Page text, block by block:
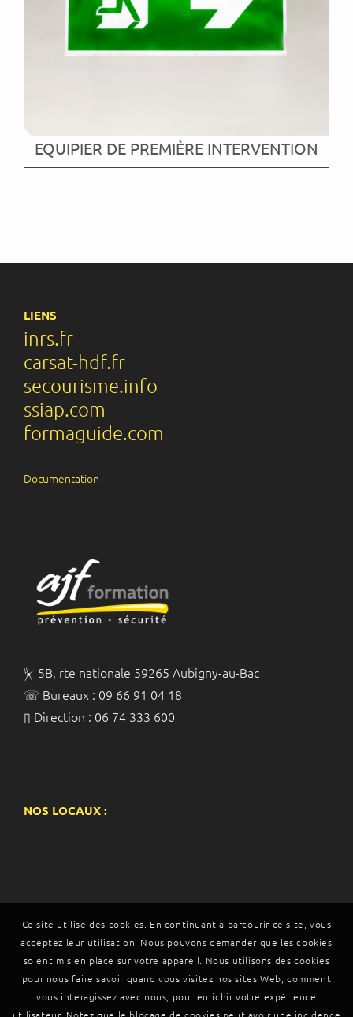
EQUIPIER DE PREMIÈRE INTERVENTION
LIENS
inrs.fr
carsat-hdf.fr
secourisme.info
ssiap.com
formaguide.com
Documentation
⏧ 5B, rte nationale 59265 Aubigny-au-Bac
☏ Bureaux : 09 66 91 04 18
▯ Direction : 06 74 333 600
NOS LOCAUX :
Ce site utilise des cookies. En continuant à parcourir ce site, vous
acceptez leur utilisation. Nous pouvons demander que les cookies
soient mis en place sur votre appareil. Nous utilisons des cookies
pour nous faire savoir quand vous visitez nos sites Web, comment
vous interagissez avec nous, pour enrichir votre expérience